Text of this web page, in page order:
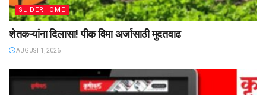
SLIDERHOME
शेतकऱ्यांना दिलासा! पीक विमा अर्जासाठी मुदतवाढ
AUGUST 1, 2026